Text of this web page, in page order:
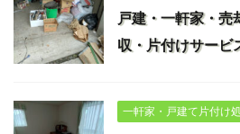
戸建・一軒家・売
収・片付けサービ
一軒家・戸建て片付け